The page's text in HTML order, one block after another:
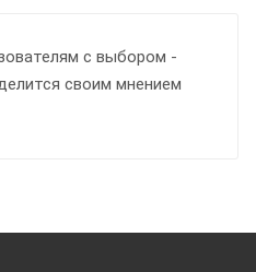
с выбором -
своим мнением